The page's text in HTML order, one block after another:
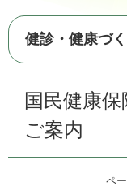
文
へ
健診・健康づ
国民健康
ご案内
ペ